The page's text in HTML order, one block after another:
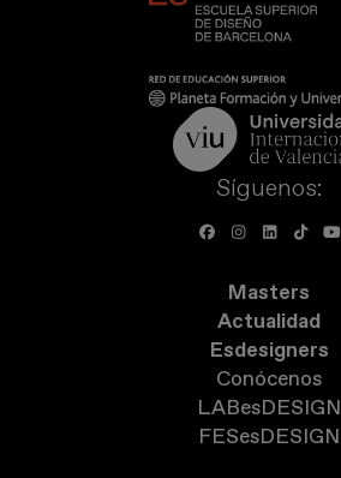
Síguenos:
Masters
Actualidad
Esdesigners
Conócenos
LABesDESIGN
FESesDESIGN